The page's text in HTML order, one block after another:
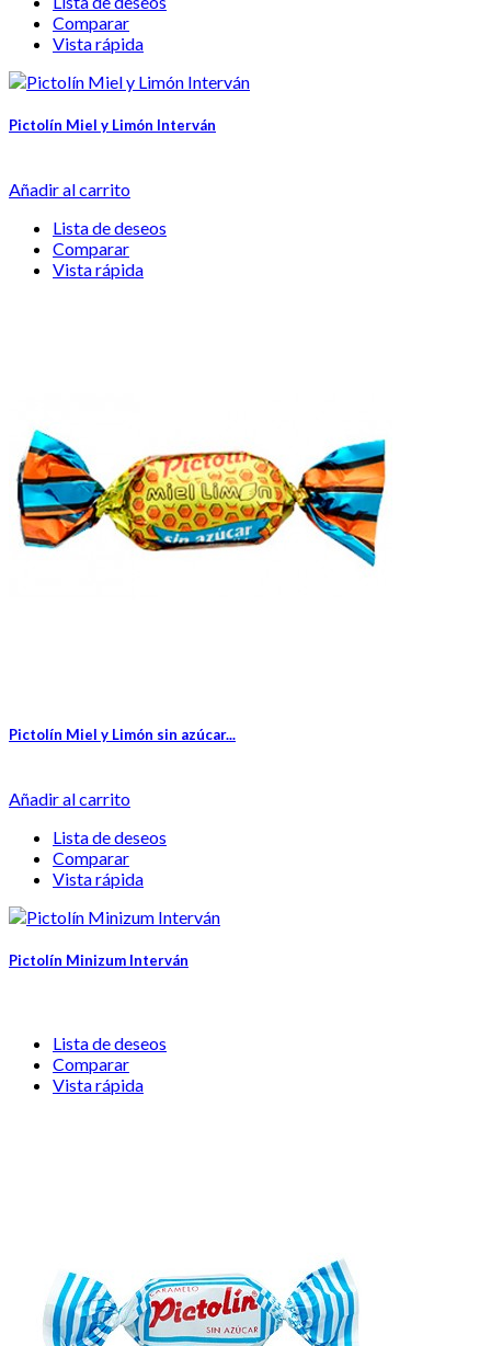
Comparar
Vista rápida
Pictolín Miel y Limón Interván
Añadir al carrito
Lista de deseos
Comparar
Vista rápida
Pictolín Miel y Limón sin azúcar...
Añadir al carrito
Lista de deseos
Comparar
Vista rápida
Pictolín Minizum Interván
Lista de deseos
Comparar
Vista rápida